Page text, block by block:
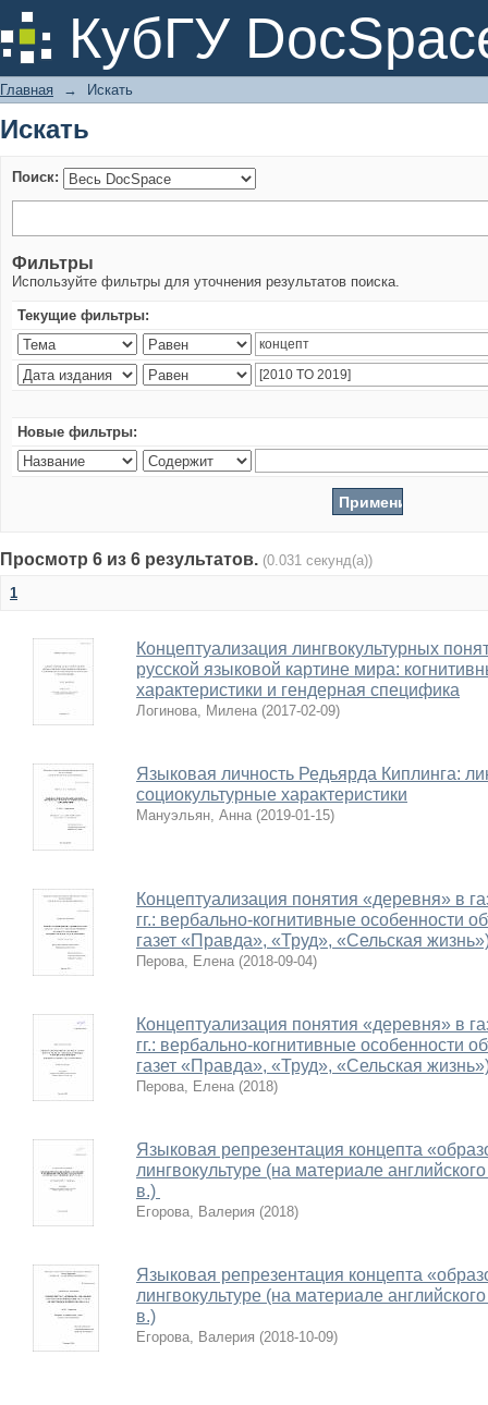
КубГУ
Искать
Главная → Искать
Искать
Поиск:
Фильтры
Используйте фильтры для уточнения результатов поиска.
Текущие фильтры:
Новые фильтры:
Просмотр 6 из 6 результатов. (0.031 секунд(а))
1
Концептуализация лингвокультурных
русской языковой картине мира:
характеристики и гендерная специфика
Логинова, Милена (2017-02-09)
Языковая личность Редьярда Киплинга:
социокультурные характеристики
Мануэльян, Анна (2019-01-15)
Концептуализация понятия «деревня» в
гг.: вербально-когнитивные особенности
газет «Правда», «Труд», «Сельская
Перова, Елена (2018-09-04)
Концептуализация понятия «деревня» в
гг.: вербально-когнитивные особенности
газет «Правда», «Труд», «Сельская
Перова, Елена (2018)
Языковая репрезентация концепта
лингвокультуре (на материале
в.)
Егорова, Валерия (2018)
Языковая репрезентация концепта
лингвокультуре (на материале
в.)
Егорова, Валерия (2018-10-09)